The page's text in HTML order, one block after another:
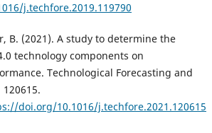
j.techfore.2019.119790
B. (2021). A study to determine the
technology components on
Technological Forecasting and
doi.org/10.1016/j.techfore.2021.120615